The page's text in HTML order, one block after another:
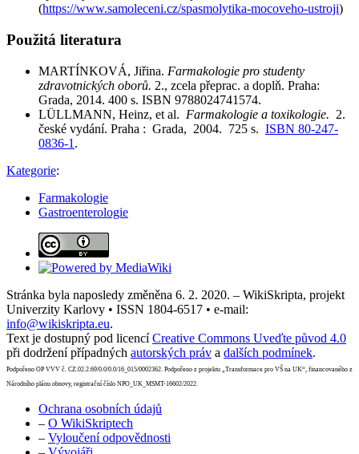
(https://www.samoleceni.cz/spasmolytika-mocoveho-ustroji)
Použitá literatura
MARTÍNKOVÁ, Jiřina. Farmakologie pro studenty
zdravotnických oborů. 2., zcela přeprac. a doplň. Praha:
Grada, 2014. 400 s. ISBN 9788024741574.
LÜLLMANN, Heinz, et al. Farmakologie a toxikologie. 2.
české vydání. Praha : Grada, 2004. 725 s. ISBN 80-247-
0836-1 .
Kategorie:
Farmakologie
Gastroenterologie
Stránka byla naposledy změněna 6. 2. 2020. – WikiSkripta, projekt
Univerzity Karlovy • ISSN 1804-6517 • e-mail:
info@wikiskripta.eu.
Text je dostupný pod licencíCreative Commons Uveďte původ 4.0
při dodržení případných autorských práv a dalších podmínek.
Podpořeno OP VVV č. CZ.02.2.69/0.0/0.0/16_015/0002362. Podpořeno z projektu „Transformace pro VŠ na UK“, financovaného z
Národního plánu obnovy, registrační číslo NPO_UK_MSMT-16602/2022.
Ochrana osobních údajů
– O WikiSkriptech
– Vyloučení odpovědnosti